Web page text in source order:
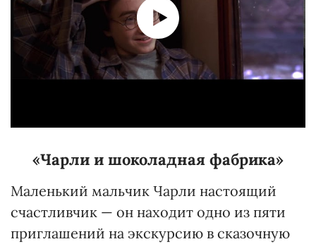
«Чарли и шоколадная фабрика»
Маленький мальчик Чарли настоящий
счастливчик — он находит одно из пяти
приглашений на экскурсию в сказочную